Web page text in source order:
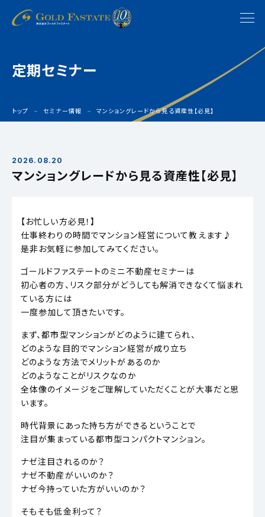
定期セミナー
トップ セミナー情報 マンショングレードから見る資産性【必見】
2026.08.20
マンショングレードから見る資産性【必見】
【お忙しい方必見！】
仕事終わりの時間でマンション経営について教えます♪
是非お気軽に参加してみてください。
ゴールドファステートのミニ不動産セミナーは
初心者の方、リスク部分がどうしても解消できなくて悩まれ
ている方には
一度参加して頂きたいです。
まず、都市型マンションがどのように建てられ、
どのような目的でマンション経営が成り立ち
どのような方法でメリットがあるのか
どのようなことがリスクなのか
全体像のイメージをご理解していただくことが大事だと思
います。
時代背景にあった持ち方ができるということで
注目が集まっている都市型コンパクトマンション。
ナゼ注目されるのか？
ナゼ不動産がいいのか？
ナゼ今持っていた方がいいのか？
そもそも低金利って？